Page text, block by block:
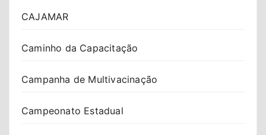
CAJAMAR
Caminho da Capacitação
Campanha de Multivacinação
Campeonato Estadual